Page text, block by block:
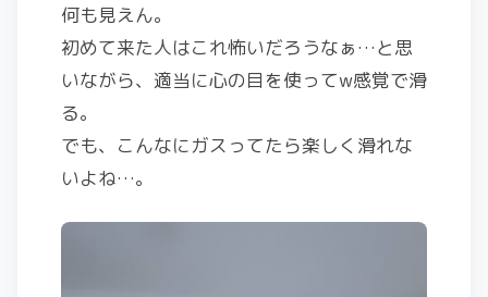
何も見えん。
初めて来た人はこれ怖いだろうなぁ…と思
いながら、適当に心の目を使ってw感覚で滑
る。
でも、こんなにガスってたら楽しく滑れな
いよね…。